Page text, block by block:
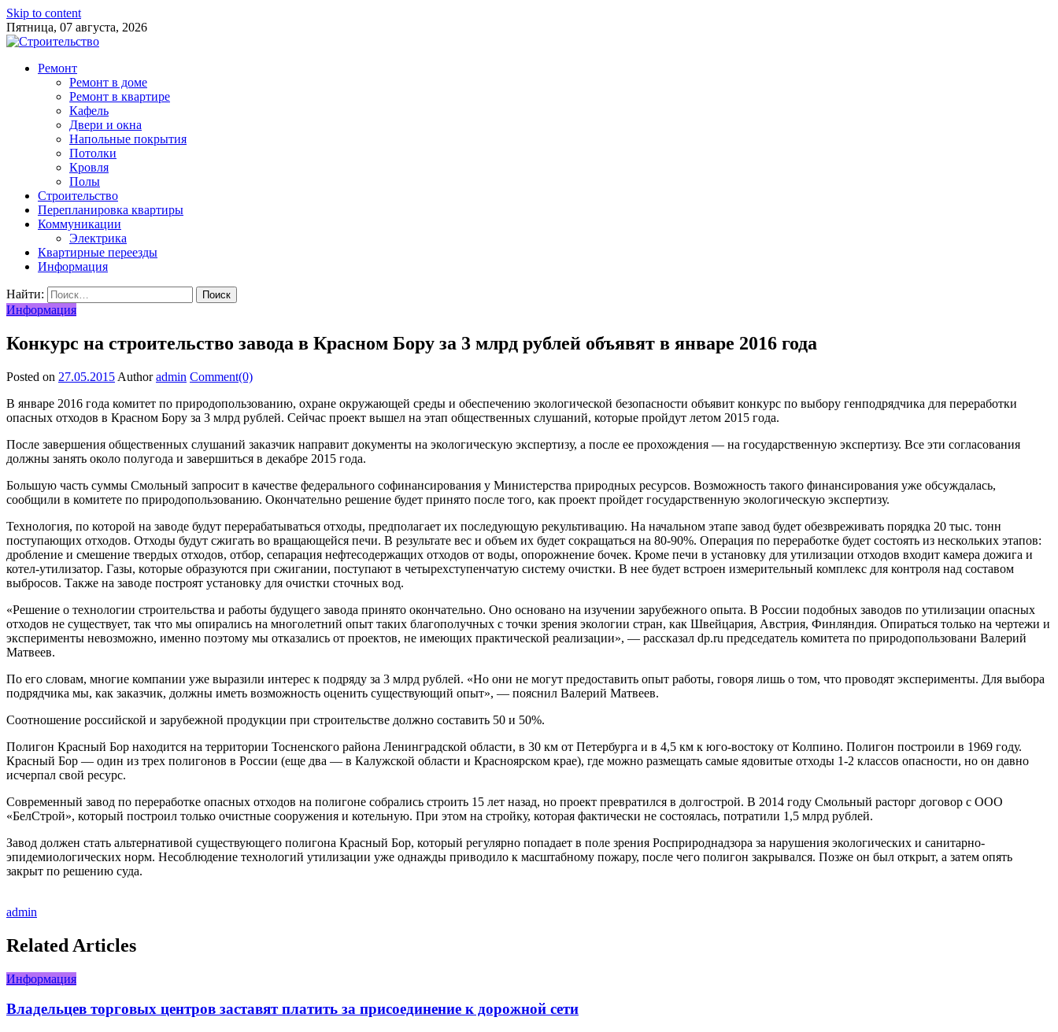
Skip to content
Пятница, 07 августа, 2026
Ремонт
Ремонт в доме
Ремонт в квартире
Кафель
Двери и окна
Напольные покрытия
Потолки
Кровля
Полы
Строительство
Перепланировка квартиры
Коммуникации
Электрика
Квартирные переезды
Информация
Найти:
Информация
Конкурс на строительство завода в Красном Бору за 3 млрд рублей объявят в январе 2016 года
Posted on 27.05.2015 Author admin Comment(0)
В январе 2016 года комитет по природопользованию, охране окружающей среды и обеспечению экологической безопасности объявит конкурс по выбору генподрядчика для переработки
опасных отходов в Красном Бору за 3 млрд рублей. Сейчас проект вышел на этап общественных слушаний, которые пройдут летом 2015 года.
После завершения общественных слушаний заказчик направит документы на экологическую экспертизу, а после ее прохождения — на государственную экспертизу. Все эти согласования
должны занять около полугода и завершиться в декабре 2015 года.
Большую часть суммы Смольный запросит в качестве федерального софинансирования у Министерства природных ресурсов. Возможность такого финансирования уже обсуждалась,
сообщили в комитете по природопользованию. Окончательно решение будет принято после того, как проект пройдет государственную экологическую экспертизу.
Технология, по которой на заводе будут перерабатываться отходы, предполагает их последующую рекультивацию. На начальном этапе завод будет обезвреживать порядка 20 тыс. тонн
поступающих отходов. Отходы будут сжигать во вращающейся печи. В результате вес и объем их будет сокращаться на 80-90%. Операция по переработке будет состоять из нескольких этапов:
дробление и смешение твердых отходов, отбор, сепарация нефтесодержащих отходов от воды, опорожнение бочек. Кроме печи в установку для утилизации отходов входит камера дожига и
котел-утилизатор. Газы, которые образуются при сжигании, поступают в четырехступенчатую систему очистки. В нее будет встроен измерительный комплекс для контроля над составом
выбросов. Также на заводе построят установку для очистки сточных вод.
«Решение о технологии строительства и работы будущего завода принято окончательно. Оно основано на изучении зарубежного опыта. В России подобных заводов по утилизации опасных
отходов не существует, так что мы опирались на многолетний опыт таких благополучных с точки зрения экологии стран, как Швейцария, Австрия, Финляндия. Опираться только на чертежи и
эксперименты невозможно, именно поэтому мы отказались от проектов, не имеющих практической реализации», — рассказал dp.ru председатель комитета по природопользовани Валерий
Матвеев.
По его словам, многие компании уже выразили интерес к подряду за 3 млрд рублей. «Но они не могут предоставить опыт работы, говоря лишь о том, что проводят эксперименты. Для выбора
подрядчика мы, как заказчик, должны иметь возможность оценить существующий опыт», — пояснил Валерий Матвеев.
Соотношение российской и зарубежной продукции при строительстве должно составить 50 и 50%.
Полигон Красный Бор находится на территории Тосненского района Ленинградской области, в 30 км от Петербурга и в 4,5 км к юго-востоку от Колпино. Полигон построили в 1969 году.
Красный Бор — один из трех полигонов в России (еще два — в Калужской области и Красноярском крае), где можно размещать самые ядовитые отходы 1-2 классов опасности, но он давно
исчерпал свой ресурс.
Современный завод по переработке опасных отходов на полигоне собрались строить 15 лет назад, но проект превратился в долгострой. В 2014 году Смольный расторг договор с ООО
«БелСтрой», который построил только очистные сооружения и котельную. При этом на стройку, которая фактически не состоялась, потратили 1,5 млрд рублей.
Завод должен стать альтернативой существующего полигона Красный Бор, который регулярно попадает в поле зрения Росприроднадзора за нарушения экологических и санитарно-
эпидемиологических норм. Несоблюдение технологий утилизации уже однажды приводило к масштабному пожару, после чего полигон закрывался. Позже он был открыт, а затем опять
закрыт по решению суда.
admin
Related Articles
Информация
Владельцев торговых центров заставят платить за присоединение к дорожной сети